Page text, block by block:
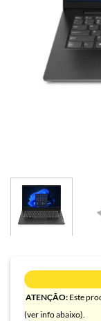
ATENÇÃO: Este
(ver info abaixo).